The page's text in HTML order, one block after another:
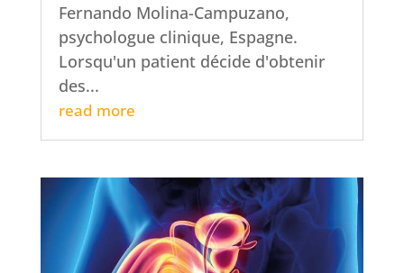
Fernando Molina-Campuzano,
psychologue clinique, Espagne.
Lorsqu'un patient décide d'obtenir
des...
read more